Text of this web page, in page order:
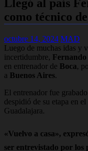
Llegó al país
como técnico
octubre 14, 2024 MAD
Luego de muchas idas y
incertidumbre, Fernando
en entrenador de Boca,
a Buenos Aires.
El entrenador fue
despidió de su etapa en
Guadalajara.
«Vuelvo a casa»,
ser entrevistado por los